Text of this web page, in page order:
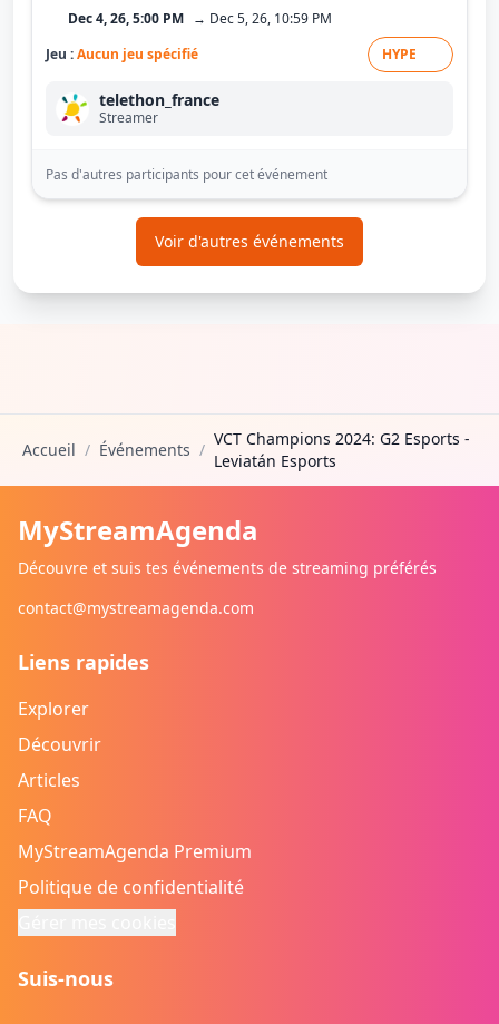
Dec 4, 26, 5:00 PM → Dec 5, 26, 10:59 PM
Jeu :Aucun jeu spécifié HYPE
telethon_france
Streamer
Pas d'autres participants pour cet événement
Voir d'autres événements
Accueil / Événements /
VCT Champions 2024: G2 Esports -
Leviatán Esports
MyStreamAgenda
Découvre et suis tes événements de streaming préférés
contact@mystreamagenda.com
Liens rapides
Explorer
Découvrir
Articles
FAQ
MyStreamAgenda Premium
Politique de confidentialité
Suis-nous